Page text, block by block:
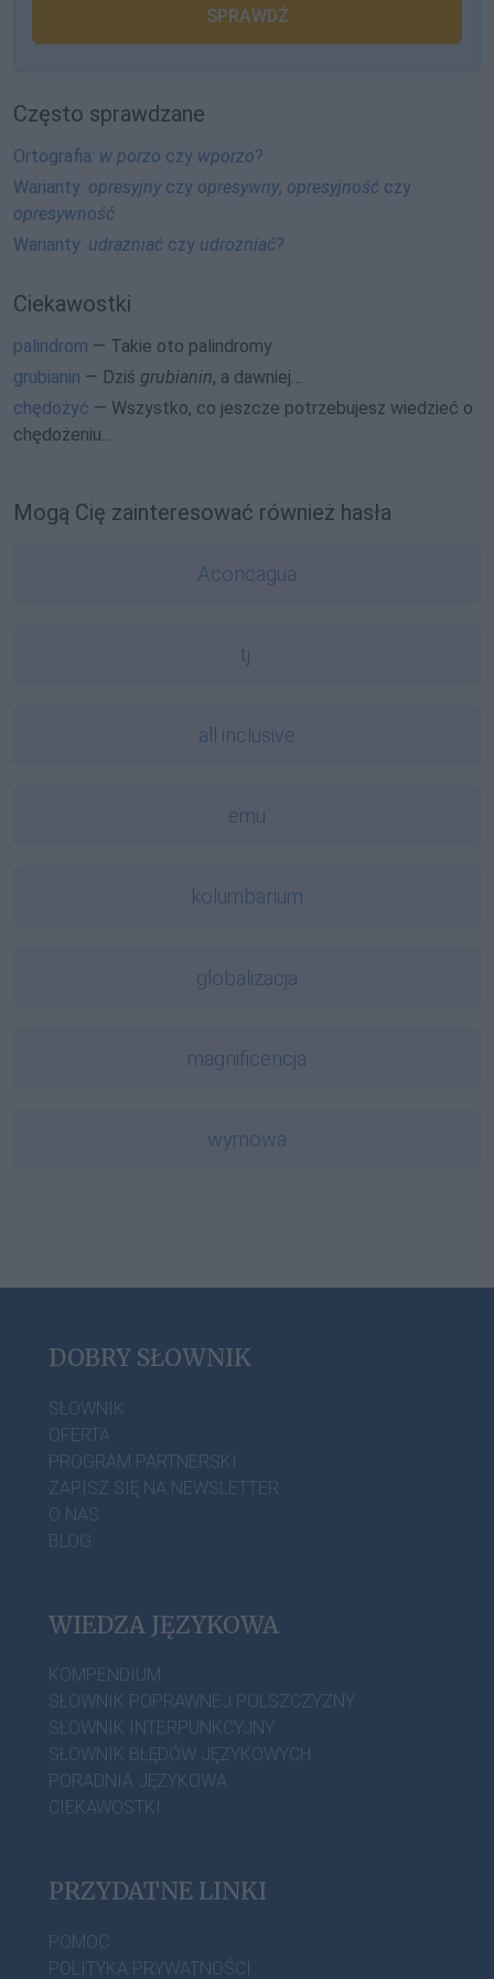
SPRAWDŹ
Często sprawdzane
Ortografia: w porzo czy wporzo?
Warianty: opresyjnyczy opresywny, opresyjność czy
opresywność
Warianty: udrażniać czy udrożniać?
Ciekawostki
palindrom — Takie oto palindromy
grubianin — Dziś grubianin, a dawniej…
chędożyć — Wszystko, co jeszcze potrzebujesz wiedzieć o
chędożeniu...
Mogą Cię zainteresować również hasła
Aconcagua
tj.
all inclusive
emu
kolumbarium
globalizacja
magnificencja
wymowa
DOBRY SŁOWNIK
SŁOWNIK
OFERTA
PROGRAM PARTNERSKI
ZAPISZ SIĘ NA NEWSLETTER
O NAS
BLOG
WIEDZA JĘZYKOWA
KOMPENDIUM
SŁOWNIK POPRAWNEJ POLSZCZYZNY
SŁOWNIK INTERPUNKCYJNY
SŁOWNIK BŁĘDÓW JĘZYKOWYCH
PORADNIA JĘZYKOWA
CIEKAWOSTKI
PRZYDATNE LINKI
POMOC
POLITYKA PRYWATNOŚCI